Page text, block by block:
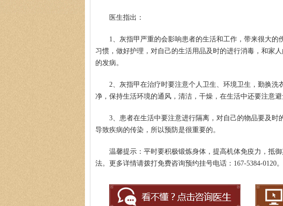
医生指出：
1、灰指甲严重的会影响患者的生活和工作，带来很大的
习惯，做好护理，对自己的生活用品及时的进行消毒，和家
的发病。
2、灰指甲在治疗时要注意个人卫生、环境卫生，勤换洗
净，保持生活环境的通风，清洁，干燥，在生活中还要注意避
3、患者在生活中要注意进行隔离，对自己的物品要及时
导致疾病的传染，所以预防是很重要的。
温馨提示：平时要积极锻炼身体，提高机体免疫力，抵
法。更多详情请拨打免费咨询预约挂号电话：167-5384-0120。